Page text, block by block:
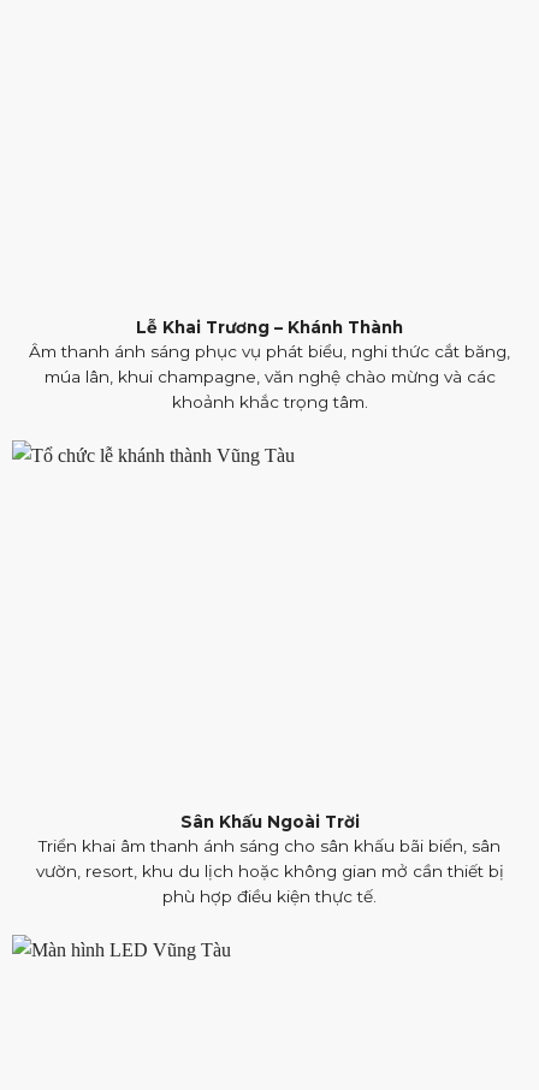
Lễ Khai Trương – Khánh Thành
Âm thanh ánh sáng phục vụ phát biểu, nghi thức cắt băng,
múa lân, khui champagne, văn nghệ chào mừng và các
khoảnh khắc trọng tâm.
Sân Khấu Ngoài Trời
Triển khai âm thanh ánh sáng cho sân khấu bãi biển, sân
vườn, resort, khu du lịch hoặc không gian mở cần thiết bị
phù hợp điều kiện thực tế.